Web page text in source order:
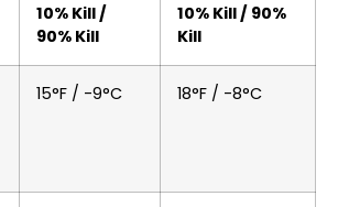
10% Kill /
90% Kill
10% Kill / 90%
Kill
15°F / -9°C 18°F / -8°C